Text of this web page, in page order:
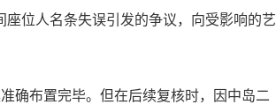
位人名条失误引发的争议，向受影响的艺
确布置完毕。但在后续复核时，因中岛二